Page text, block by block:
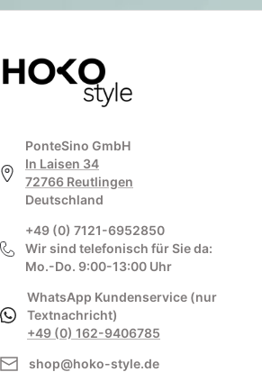
PonteSino GmbH
In Laisen 34
72766 Reutlingen
Deutschland
+49 (0) 7121-6952850
Wir sind telefonisch für Sie da:
Mo.-Do. 9:00-13:00 Uhr
WhatsApp Kundenservice (nur
Textnachricht)
+49 (0) 162-9406785
shop@hoko-style.de